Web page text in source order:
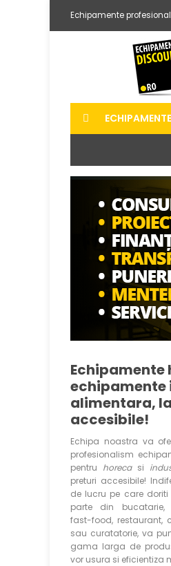
Echipamente
ECHIPAMENTE
Echipamente
echipamente
alimentara,
accesibile!
Echipa noastra va
profesionalism
pentru horecasi
preturi accesibile!
de lucru pe care
parte din bucatarie,
fast-food, restaurant,
sau curatatorie, va
gama larga de
vor usura si eficientiza